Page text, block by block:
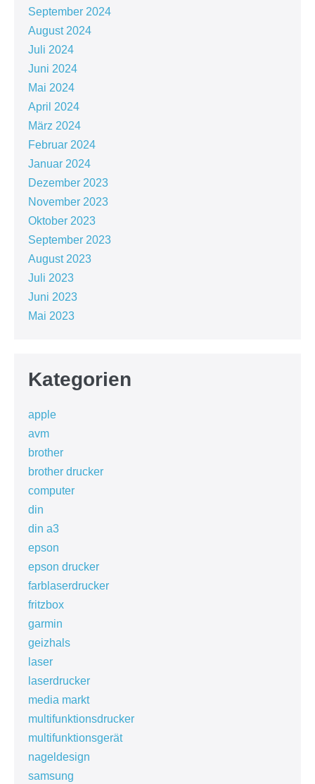
September 2024
August 2024
Juli 2024
Juni 2024
Mai 2024
April 2024
März 2024
Februar 2024
Januar 2024
Dezember 2023
November 2023
Oktober 2023
September 2023
August 2023
Juli 2023
Juni 2023
Mai 2023
Kategorien
apple
avm
brother
brother drucker
computer
din
din a3
epson
epson drucker
farblaserdrucker
fritzbox
garmin
geizhals
laser
laserdrucker
media markt
multifunktionsdrucker
multifunktionsgerät
nageldesign
samsung